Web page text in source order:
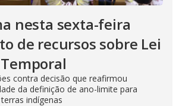
nesta sexta-feira
de recursos sobre Lei
contra decisão que reafirmou
da definição de ano-limite para
indígenas